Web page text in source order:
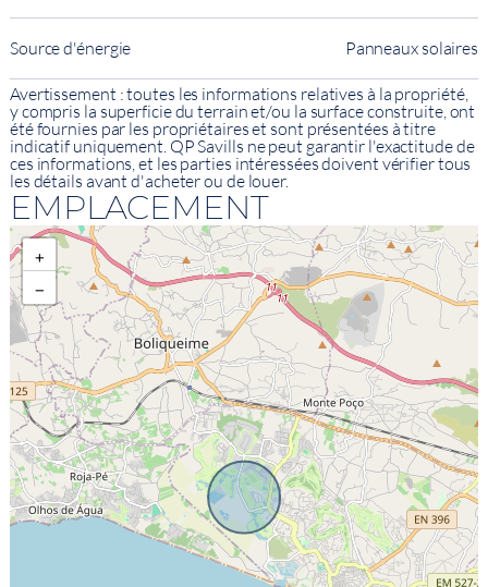
Source d'énergie Panneaux solaires
Avertissement : toutes les informations relatives à la propriété,
y compris la superficie du terrain et/ou la surface construite, ont
été fournies par les propriétaires et sont présentées à titre
indicatif uniquement. QP Savills ne peut garantir l'exactitude de
ces informations, et les parties intéressées doivent vérifier tous
les détails avant d'acheter ou de louer.
EMPLACEMENT
+
−